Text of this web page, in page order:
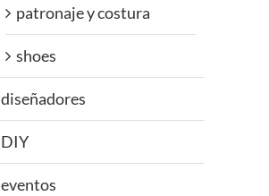
patronaje y costura
shoes
diseñadores
DIY
eventos